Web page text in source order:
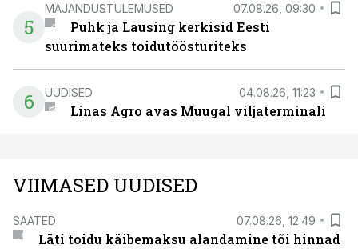
5
MAJANDUSTULEMUSED 07.08.26, 09:30
Puhk ja Lausing kerkisid Eesti
suurimateks toidutöösturiteks
6 UUDISED 04.08.26, 11:23
Linas Agro avas Muugal viljaterminali
VIIMASED UUDISED
SAATED 07.08.26, 12:49
Läti toidu käibemaksu alandamine tõi hinnad